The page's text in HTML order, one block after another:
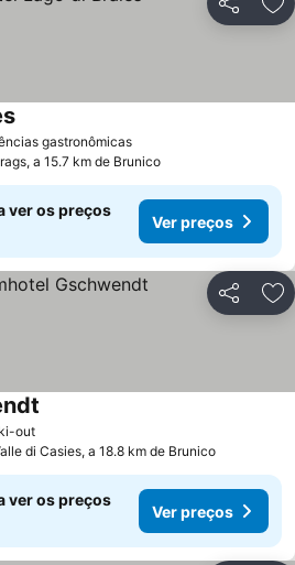
Partilhar
gastronômicasVer preços
Ver preços
a 15.7 km de Brunico
ver os preços
Ver preços
Partilhar
outVer preços
di Casies, a 18.8 km de Brunico
ver os preços
Ver preços